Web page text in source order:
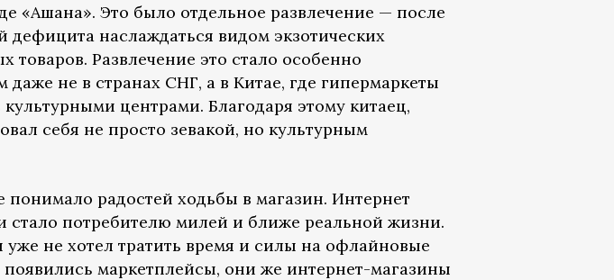
«Ашана». Это было отдельное развлечение — после
дефицита наслаждаться видом экзотических
товаров. Развлечение это стало особенно
даже не в странах СНГ, а в Китае, где гипермаркеты
центрами. Благодаря этому китаец,
себя не просто зевакой, но культурным
радостей ходьбы в магазин. Интернет
стало потребителю милей и ближе реальной жизни.
не хотел тратить время и силы на офлайновые
маркетплейсы, они же интернет-магазины